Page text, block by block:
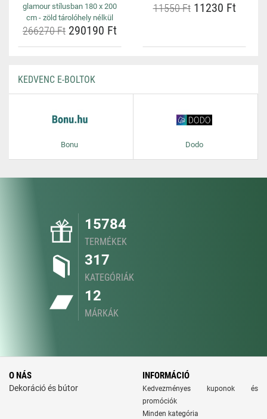
glamour stílusban 180 x 200
cm - zöld tárolóhely nélkül
266270 Ft 290190 Ft
11550 Ft11230 Ft
KEDVENC E-BOLTOK
Bonu Dodo
15784
TERMÉKEK
317
KATEGÓRIÁK
12
MÁRKÁK
O NÁS
Dekoráció és bútor
INFORMÁCIÓ
Kedvezményes kuponok és
promóciók
Minden kategória